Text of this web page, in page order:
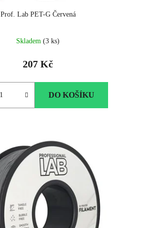
Prof. Lab PET-G Červená
Skladem (3 ks)
207 Kč
DO KOŠÍKU